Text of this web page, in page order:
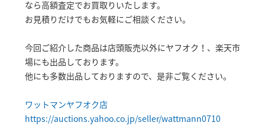
なら高額査定でお買取りいたします。
お見積りだけでもお気軽にご相談ください。
今回ご紹介した商品は店頭販売以外にヤフオク！、楽天市
場にも出品しております。
他にも多数出品しておりますので、是非ご覧ください。
ワットマンヤフオク店
https://auctions.yahoo.co.jp/seller/wattmann0710